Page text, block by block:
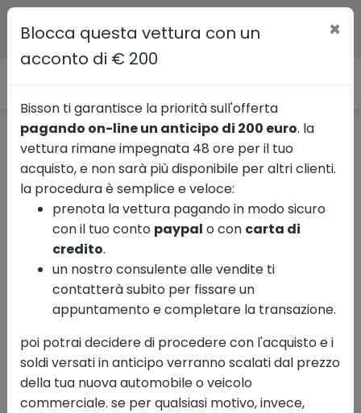
Ricerca veicoli commerciali Usate Ford Transit
Mostra le 16 foto
FORD Transit 350 tr.post. 2.0
tdci mhev 130cv trend l2
scattolini ribaltabile tril.
r.gem.
Blocca questa vettura con un
acconto di € 200
×
Bisson ti garantisce la priorità sull'offerta
pagando on-line un anticipo di 200 euro. la
vettura rimane impegnata 48 ore per il tuo
acquisto, e non sarà più disponibile per altri clienti.
la procedura è semplice e veloce:
prenota la vettura pagando in modo sicuro
con il tuo conto paypal o con carta di
credito.
un nostro consulente alle vendite ti
contatterà subito per fissare un
appuntamento e completare la transazione.
poi potrai decidere di procedere con l'acquisto e i
soldi versati in anticipo verranno scalati dal prezzo
della tua nuova automobile o veicolo
commerciale. se per qualsiasi motivo, invece,